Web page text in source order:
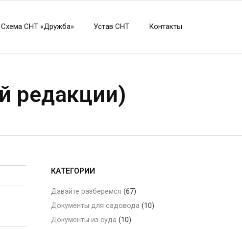
Схема СНТ «Дружба» Устав СНТ Контакты
редакции)
КАТЕГОРИИ
Давайте разберемся (67)
Документы для садовода (10)
Документы из суда (10)